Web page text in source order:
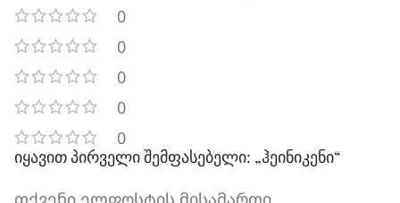
0
0
0
0
0
იყავით პირველი შემფასებელი: „ჰეინიკენი“
თქვენი ელფოსტის მისამართი